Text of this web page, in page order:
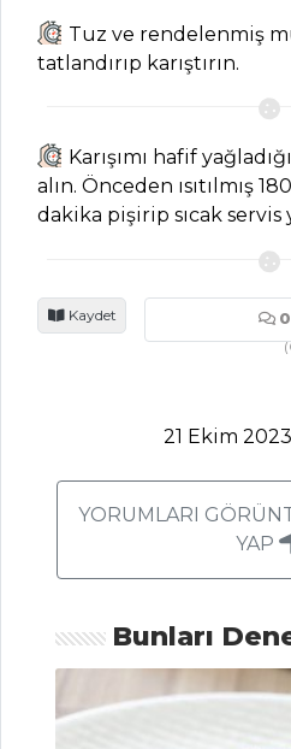
Tüm
Kategoriler
Havuçlu Çorba
Tarifi, Nasıl Yapılır?
Lahanalı Domates
Çorbası Tarifi, Nasıl
Yapılır?
Tarifleri
SOSLAR
Rokalı Haydari
Tarifi, Nasıl Yapılır?
Tuz ve rendelenmiş
tatlandırıp karıştırın.
Karışımı hafif
alın. Önceden ısıtılmış
dakika pişirip sıcak servis
Kaydet 0
21 Ekim
YORUMLARI
YAP
Bunları